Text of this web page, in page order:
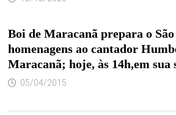
Boi de Maracanã prepara o São
homenagens ao cantador
Maracanã; hoje, às 14h,em sua
05/04/2015